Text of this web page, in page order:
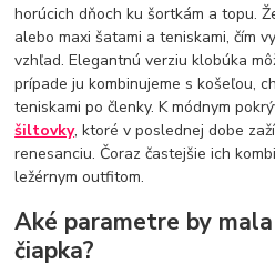
horúcich dňoch ku šortkám a topu.
alebo maxi šatami a teniskami, čím
vzhľad. Elegantnú verziu klobúka
prípade ju kombinujeme s košeľou,
teniskami po členky. K módnym
šiltovky, ktoré v poslednej dobe
renesanciu. Čoraz častejšie ich
ležérnym outfitom.
Aké parametre by
čiapka?